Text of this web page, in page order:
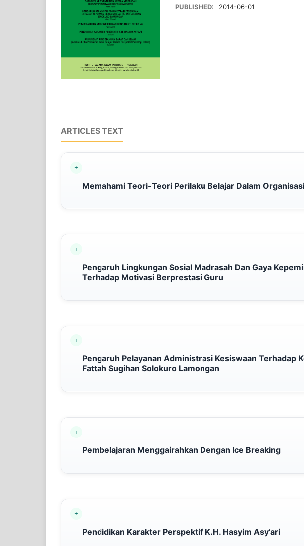
PUBLISHED: 2014-06-01
ARTICLES TEXT
Memahami Teori-Teori Perilaku Belajar Dalam Organisasi
Pengaruh Lingkungan Sosial Madrasah Dan Gaya
Terhadap Motivasi Berprestasi Guru
Pengaruh Pelayanan Administrasi Kesiswaan Terhadap
Fattah Sugihan Solokuro Lamongan
Pembelajaran Menggairahkan Dengan Ice Breaking
Pendidikan Karakter Perspektif K.H. Hasyim Asy’ari